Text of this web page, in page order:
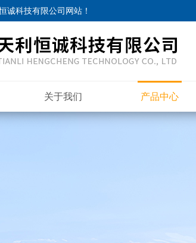
诚科技有限公司网站 ！
关于我们 产品中心